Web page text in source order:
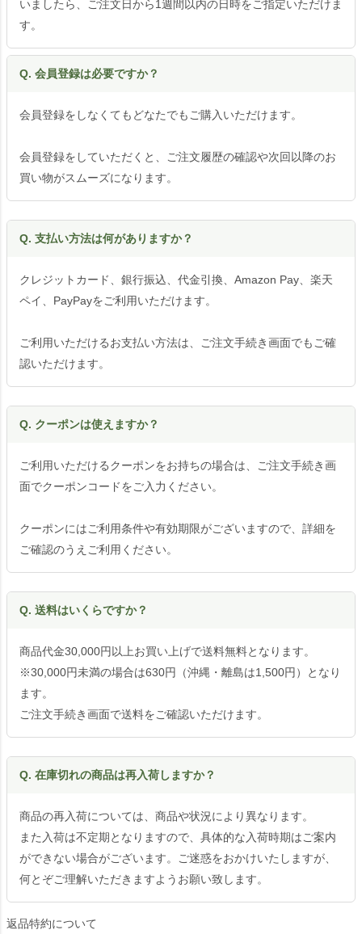
いましたら、ご注文日から1週間以内の日時をご指定いただけま
す。
Q. 会員登録は必要ですか？
会員登録をしなくてもどなたでもご購入いただけます。
会員登録をしていただくと、ご注文履歴の確認や次回以降のお
買い物がスムーズになります。
Q. 支払い方法は何がありますか？
クレジットカード、銀行振込、代金引換、Amazon Pay、楽天
ペイ、PayPayをご利用いただけます。
ご利用いただけるお支払い方法は、ご注文手続き画面でもご確
認いただけます。
Q. クーポンは使えますか？
ご利用いただけるクーポンをお持ちの場合は、ご注文手続き画
面でクーポンコードをご入力ください。
クーポンにはご利用条件や有効期限がございますので、詳細を
ご確認のうえご利用ください。
Q. 送料はいくらですか？
商品代金30,000円以上お買い上げで送料無料となります。
※30,000円未満の場合は630円（沖縄・離島は1,500円）となり
ます。
ご注文手続き画面で送料をご確認いただけます。
Q. 在庫切れの商品は再入荷しますか？
商品の再入荷については、商品や状況により異なります。
また入荷は不定期となりますので、具体的な入荷時期はご案内
ができない場合がございます。ご迷惑をおかけいたしますが、
何とぞご理解いただきますようお願い致します。
返品特約について